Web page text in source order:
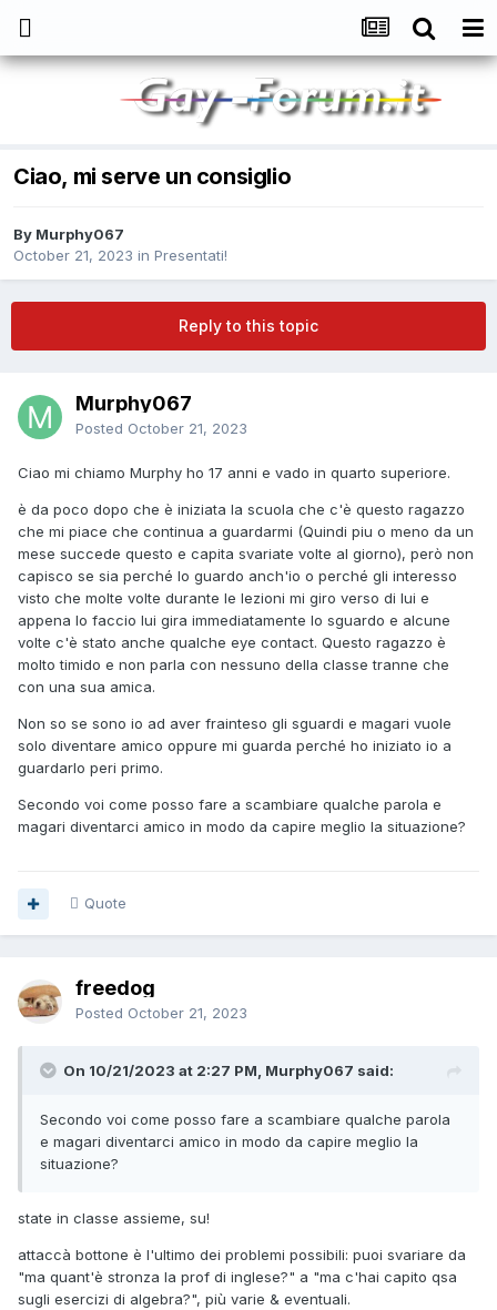
Ciao, mi serve un consiglio
By Murphy067
October 21, 2023 in Presentati!
Reply to this topic
Murphy067
Posted October 21, 2023
Ciao mi chiamo Murphy ho 17 anni e vado in quarto superiore.
è da poco dopo che è iniziata la scuola che c'è questo ragazzo
che mi piace che continua a guardarmi (Quindi piu o meno da un
mese succede questo e capita svariate volte al giorno), però non
capisco se sia perché lo guardo anch'io o perché gli interesso
visto che molte volte durante le lezioni mi giro verso di lui e
appena lo faccio lui gira immediatamente lo sguardo e alcune
volte c'è stato anche qualche eye contact. Questo ragazzo è
molto timido e non parla con nessuno della classe tranne che
con una sua amica.
Non so se sono io ad aver frainteso gli sguardi e magari vuole
solo diventare amico oppure mi guarda perché ho iniziato io a
guardarlo peri primo.
Secondo voi come posso fare a scambiare qualche parola e
magari diventarci amico in modo da capire meglio la situazione?
Quote
freedog
Posted October 21, 2023
On 10/21/2023 at 2:27 PM, Murphy067 said:
Secondo voi come posso fare a scambiare qualche parola
e magari diventarci amico in modo da capire meglio la
situazione?
state in classe assieme, su!
attaccà bottone è l'ultimo dei problemi possibili: puoi svariare da
"ma quant'è stronza la prof di inglese?" a "ma c'hai capito qsa
sugli esercizi di algebra?", più varie & eventuali.